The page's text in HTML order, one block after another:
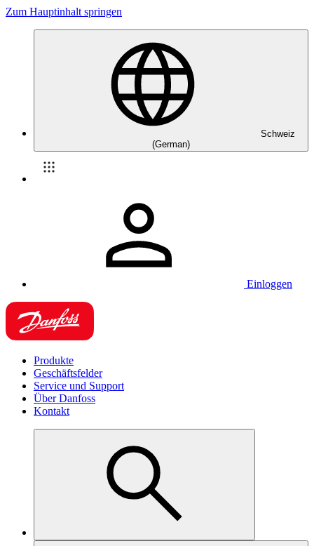
Zum Hauptinhalt springen
Schweiz
(German)
Einloggen
Produkte
Geschäftsfelder
Service und Support
Über Danfoss
Kontakt